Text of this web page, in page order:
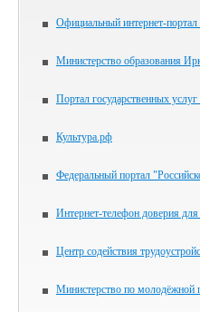
Официальный интернет-портал
Министерство образования
Портал государственных
Культура.рф
Федеральный портал
Интернет-телефон доверия для
Центр содействия
Министерство по молодёжной